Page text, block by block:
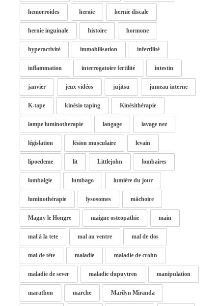
hemorroides hernie hernie discale
hernie inguinale histoire hormone
hyperactivité immobilisation infertilité
inflammation interrogatoire fertilité intestin
janvier jeux vidéos jujitsu jumeau interne
K-tape kinésio taping Kinésithérapie
lampe luminotherapie langage lavage nez
législation lésion musculaire levain
lipoedeme lit Littlejohn lombaires
lombalgie lumbago lumière du jour
luminothérapie lysosomes mâchoire
Magny le Hongre maigne osteopathie main
mal à la tete mal au ventre mal de dos
mal de tête maladie maladie de crohn
maladie de sever maladie dupuytren manipulation
marathon marche Marilyn Miranda